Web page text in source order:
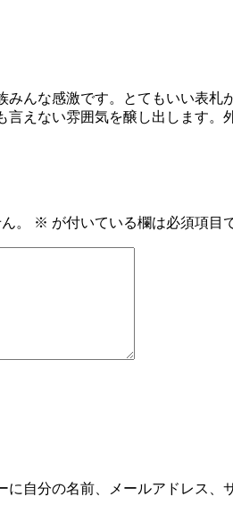
みんな感激です。とてもいい表
えない雰囲気を醸し出します
。 ※ が付いている欄は必須項目
自分の名前、メールアドレス、